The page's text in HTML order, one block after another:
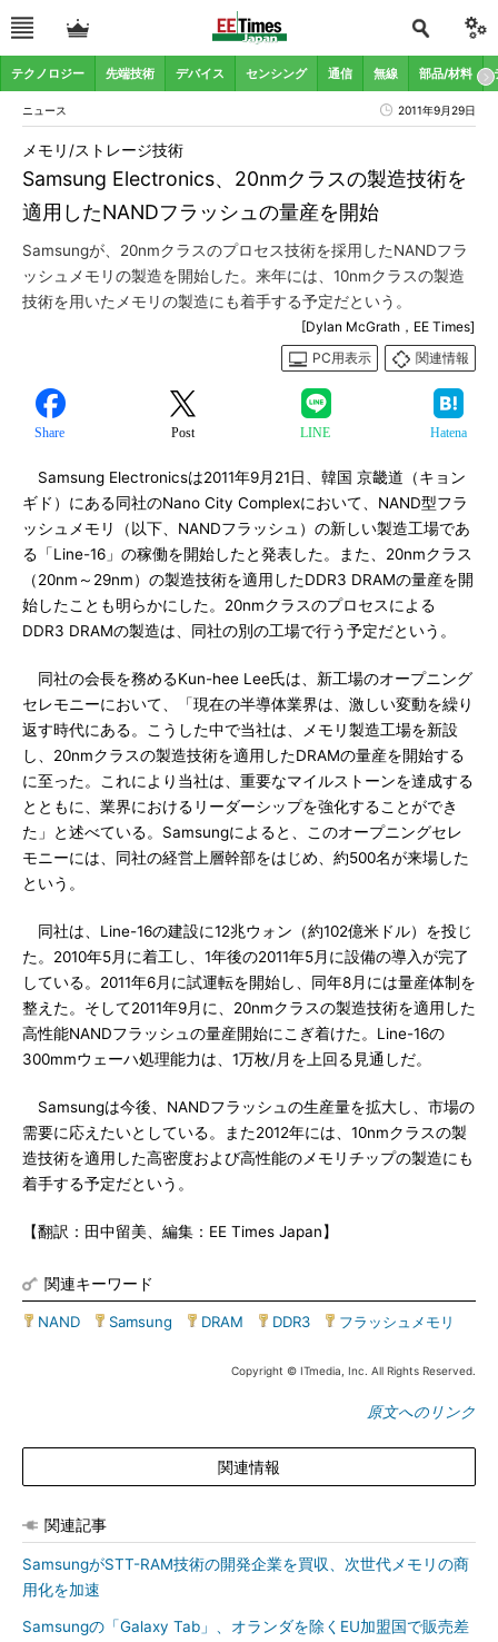
テクノロジー 先端技術 デバイス センシング 通信 無線 部品/材料
ニュース 2011年9月29日
Samsung Electronics、20nmクラスの製造技術を
適用したNANDフラッシュの量産を開始
メモリ/ストレージ技術
Samsungが、20nmクラスのプロセス技術を採用したNANDフラ
ッシュメモリの製造を開始した。来年には、10nmクラスの製造
技術を用いたメモリの製造にも着手する予定だという。
[Dylan McGrath，EE Times]
PC用表示
関連情報
Share Post LINE Hatena
Samsung Electronicsは2011年9月21日、韓国 京畿道（キョン
ギド）にある同社のNano City Complexにおいて、NAND型フラ
ッシュメモリ（以下、NANDフラッシュ）の新しい製造工場であ
る「Line-16」の稼働を開始したと発表した。また、20nmクラス
（20nm～29nm）の製造技術を適用したDDR3 DRAMの量産を開
始したことも明らかにした。20nmクラスのプロセスによる
DDR3 DRAMの製造は、同社の別の工場で行う予定だという。
同社の会長を務めるKun-hee Lee氏は、新工場のオープニング
セレモニーにおいて、「現在の半導体業界は、激しい変動を繰り
返す時代にある。こうした中で当社は、メモリ製造工場を新設
し、20nmクラスの製造技術を適用したDRAMの量産を開始する
に至った。これにより当社は、重要なマイルストーンを達成する
とともに、業界におけるリーダーシップを強化することができ
た」と述べている。Samsungによると、このオープニングセレ
モニーには、同社の経営上層幹部をはじめ、約500名が来場した
という。
同社は、Line-16の建設に12兆ウォン（約102億米ドル）を投じ
た。2010年5月に着工し、1年後の2011年5月に設備の導入が完了
している。2011年6月に試運転を開始し、同年8月には量産体制を
整えた。そして2011年9月に、20nmクラスの製造技術を適用した
高性能NANDフラッシュの量産開始にこぎ着けた。Line-16の
300mmウェーハ処理能力は、1万枚/月を上回る見通しだ。
Samsungは今後、NANDフラッシュの生産量を拡大し、市場の
需要に応えたいとしている。また2012年には、10nmクラスの製
造技術を適用した高密度および高性能のメモリチップの製造にも
着手する予定だという。
【翻訳：田中留美、編集：EE Times Japan】
関連キーワード
NAND Samsung DRAM DDR3 フラッシュメモリ
Copyright © ITmedia, Inc. All Rights Reserved.
原文へのリンク
関連情報
関連記事
SamsungがSTT-RAM技術の開発企業を買収、次世代メモリの商
用化を加速
Samsungの「Galaxy Tab」、オランダを除くEU加盟国で販売差